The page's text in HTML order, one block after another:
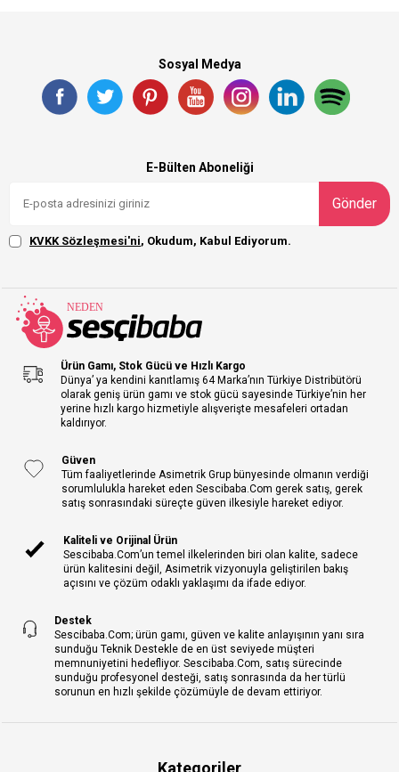
Sosyal Medya
E-Bülten Aboneliği
Gönder
KVKK Sözleşmesi'ni, Okudum, Kabul Ediyorum.
Ürün Gamı, Stok Gücü ve Hızlı Kargo
Dünya’ ya kendini kanıtlamış 64 Marka’nın Türkiye Distribütörü
olarak geniş ürün gamı ve stok gücü sayesinde Türkiye’nin her
yerine hızlı kargo hizmetiyle alışverişte mesafeleri ortadan
kaldırıyor.
Güven
Tüm faaliyetlerinde Asimetrik Grup bünyesinde olmanın verdiği
sorumlulukla hareket eden Sescibaba.Com gerek satış, gerek
satış sonrasındaki süreçte güven ilkesiyle hareket ediyor.
Kaliteli ve Orijinal Ürün
Sescibaba.Com’un temel ilkelerinden biri olan kalite, sadece
ürün kalitesini değil, Asimetrik vizyonuyla geliştirilen bakış
açısını ve çözüm odaklı yaklaşımı da ifade ediyor.
Destek
Sescibaba.Com; ürün gamı, güven ve kalite anlayışının yanı sıra
sunduğu Teknik Destekle de en üst seviyede müşteri
memnuniyetini hedefliyor. Sescibaba.Com, satış sürecinde
sunduğu profesyonel desteği, satış sonrasında da her türlü
sorunun en hızlı şekilde çözümüyle de devam ettiriyor.
Kategoriler